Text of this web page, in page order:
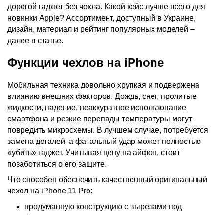
дорогой гаджет без чехла. Какой кейс лучше всего для
новинки Apple? Ассортимент, доступный в Украине,
дизайн, материал и рейтинг популярных моделей –
далее в статье.
Функции чехлов на iPhone
Мобильная техника довольно хрупкая и подвержена
влиянию внешних факторов. Дождь, снег, пролитые
жидкости, падение, неаккуратное использование
смартфона и резкие перепады температуры могут
повредить микросхемы. В лучшем случае, потребуется
замена деталей, а фатальный удар может полностью
«убить» гаджет. Учитывая цену на айфон, стоит
позаботиться о его защите.
Что способен обеспечить качественный оригинальный
чехол на iPhone 11 Pro:
продуманную конструкцию с вырезами под